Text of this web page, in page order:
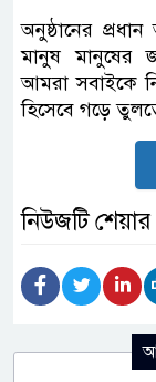
অনুষ্ঠানের
মানুষ মানুষের
আমরা সবাইকে
হিসেবে গড়ে
নিউজটি